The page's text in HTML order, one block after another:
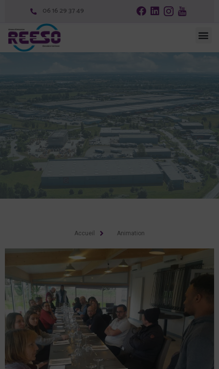
06 16 29 37 49
Accueil Animation